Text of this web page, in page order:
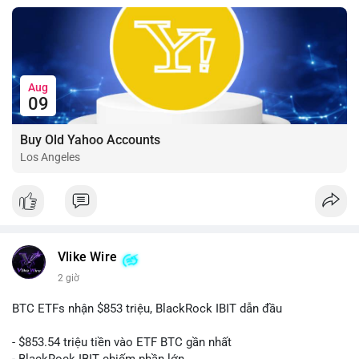
Aug
09
Buy Old Yahoo Accounts
Los Angeles
Vlike Wire
2 giờ
BTC ETFs nhận $853 triệu, BlackRock IBIT dẫn đầu
- $853.54 triệu tiền vào ETF BTC gần nhất